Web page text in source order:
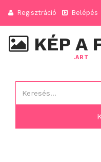
Regisztráció Belépés
KÉP A
.ART